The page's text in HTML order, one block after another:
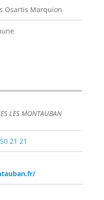
Osartis Marquion
LES MONTAUBAN
21 21